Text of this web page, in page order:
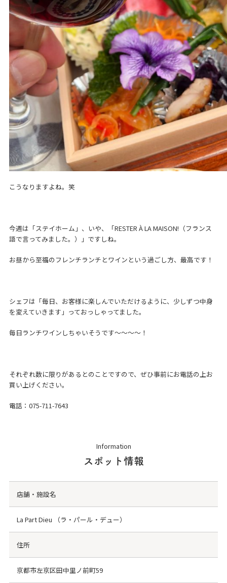
こうなりますよね。笑
今週は「ステイホーム」、いや、「RESTER À LA MAISON!（フランス
語で言ってみました。）」ですしね。
お昼から至福のフレンチランチとワインという過ごし方、最高です！
シェフは「毎日、お客様に楽しんでいただけるように、少しずつ中身
を変えていきます」っておっしゃってました。
毎日ランチワインしちゃいそうです～～～～！
それぞれ数に限りがあるとのことですので、ぜひ事前にお電話の上お
買い上げください。
電話： 075-711-7643
Information
スポット情報
店舗・施設名
La Part Dieu （ラ・パール・デュー）
住所
京都市左京区田中里ノ前町59